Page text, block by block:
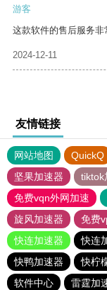
游客
这款软件的售后服务非
2024-12-11
友情链接
网站地图 QuickQ
坚果加速器
tiktok
免费vqn外网加速
旋风加速器
免费
快连加速器
快连
快鸭加速器
快柠
软件中心
雷霆加